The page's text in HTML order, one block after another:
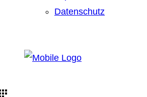
Datenschutz